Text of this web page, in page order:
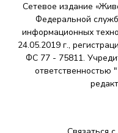
Сетевое издание
Федеральной
информационных
24.05.2019 г.,
ФС 77 - 75811.
ответственностью